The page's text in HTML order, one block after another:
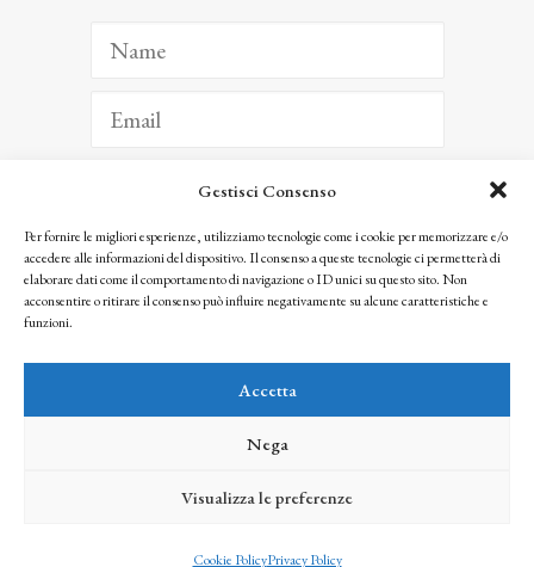
Gestisci Consenso
Per fornire le migliori esperienze, utilizziamo tecnologie come i cookie per memorizzare e/o
accedere alle informazioni del dispositivo. Il consenso a queste tecnologie ci permetterà di
elaborare dati come il comportamento di navigazione o ID unici su questo sito. Non
acconsentire o ritirare il consenso può influire negativamente su alcune caratteristiche e
funzioni.
Accetta
Nega
Visualizza le preferenze
Cookie PolicyPrivacy Policy
ISCRIVITI
Facendo clic per iscriverti, riconosci che le tue informazioni saranno trattate
seguendo la nostra Privacy Policy
© 2025 Istituto Matteucci. All right reserved
l’autorizzazione scritta dei proprietari dei diritti e dell’Istituto Matteucci
credits